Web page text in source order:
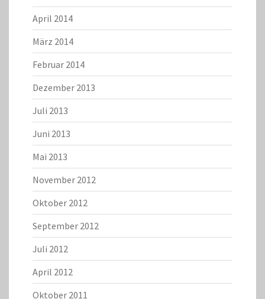
April 2014
März 2014
Februar 2014
Dezember 2013
Juli 2013
Juni 2013
Mai 2013
November 2012
Oktober 2012
September 2012
Juli 2012
April 2012
Oktober 2011